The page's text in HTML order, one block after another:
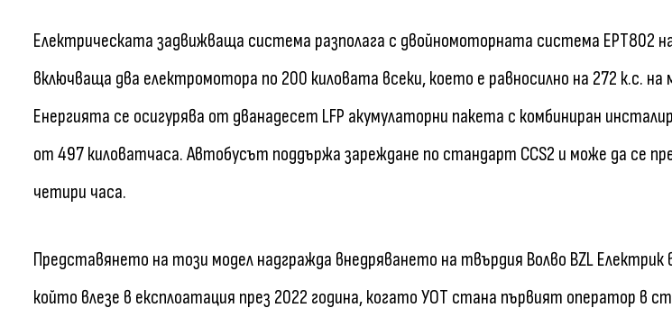
Електрическата задвижваща система разполага с двойномоторната система EPT802
включваща два електромотора по 200 киловата всеки, което е равносилно на 272 к.с. на
Енергията се осигурява от дванадесет LFP акумулаторни пакета с комбиниран
от 497 киловатчаса. Автобусът поддържа зареждане по стандарт CCS2 и може да се
четири часа.
Представянето на този модел надгражда внедряването на твърдия Волво BZL Електрик
който влезе в експлоатация през 2022 година, когато УОТ стана първият оператор в